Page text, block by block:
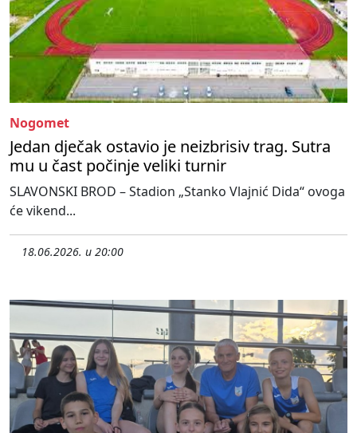
Nogomet
Jedan dječak ostavio je neizbrisiv trag. Sutra
mu u čast počinje veliki turnir
SLAVONSKI BROD – Stadion „Stanko Vlajnić Dida“ ovoga
će vikend...
18.06.2026. u 20:00